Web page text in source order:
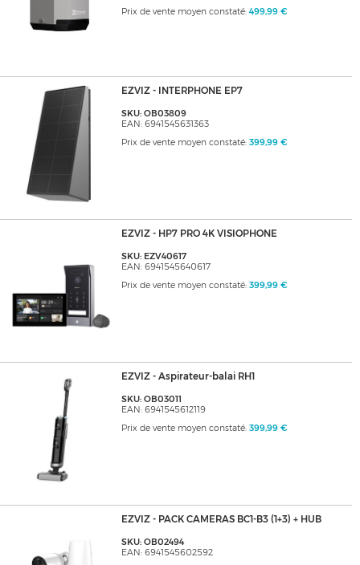
Prix de vente moyen constaté: 499,99 €
EZVIZ - INTERPHONE EP7
SKU: OB03809
EAN: 6941545631363
Prix de vente moyen constaté: 399,99 €
EZVIZ - HP7 PRO 4K VISIOPHONE
SKU: EZV40617
EAN: 6941545640617
Prix de vente moyen constaté: 399,99 €
EZVIZ - Aspirateur-balai RH1
SKU: OB03011
EAN: 6941545612119
Prix de vente moyen constaté: 399,99 €
EZVIZ - PACK CAMERAS BC1-B3 (1+3) + HUB
SKU: OB02494
EAN: 6941545602592